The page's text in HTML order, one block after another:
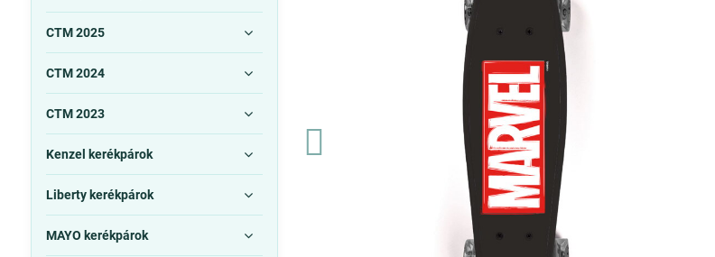
CTM 2025
CTM 2024
CTM 2023
Kenzel kerékpárok
Liberty kerékpárok
MAYO kerékpárok